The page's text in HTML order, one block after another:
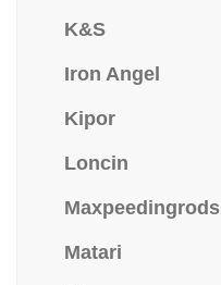
K&S
Iron Angel
Kipor
Loncin
Maxpeedingrods
Matari